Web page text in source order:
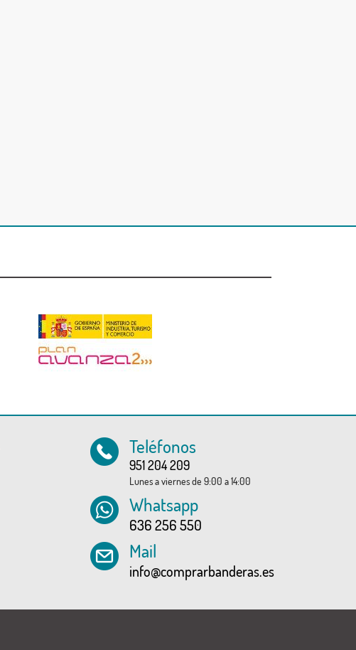
Teléfonos
951 204 209
Lunes a viernes de 9:00 a 14:00
Whatsapp
636 256 550
Mail
info@comprarbanderas.es